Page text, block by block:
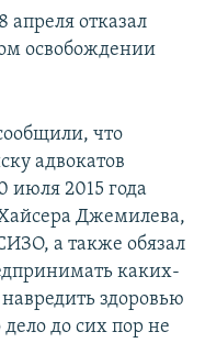
апреля отказал
освобождении
что
адвокатов
2015 года
Джемилева,
а также обязал
каких-
здоровью
до сих пор не